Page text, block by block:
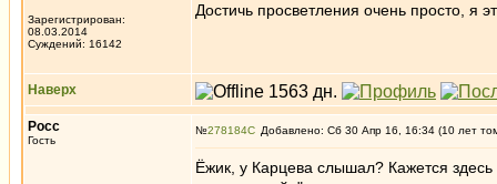
Зарегистрирован:
08.03.2014
Суждений: 16142
Достичь просветления очень просто, я
Наверх
Росс
Гость
№278184 Добавлено: Сб 30 Апр 16, 16:34 (10 лет
Ёжик, у Карцева слышал? Кажется